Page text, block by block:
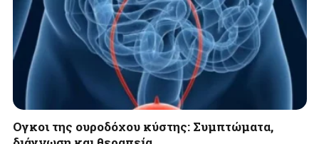
Ογκοι της ουροδόχου κύστης: Συμπτώματα,